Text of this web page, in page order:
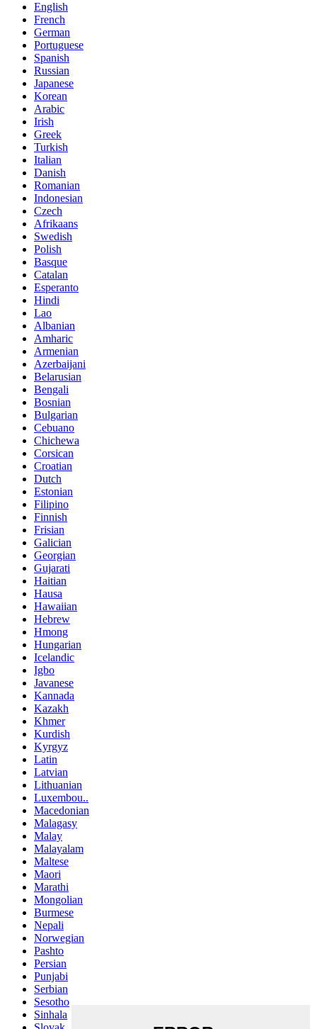
English
French
German
Portuguese
Spanish
Russian
Japanese
Korean
Arabic
Irish
Greek
Turkish
Italian
Danish
Romanian
Indonesian
Czech
Afrikaans
Swedish
Polish
Basque
Catalan
Esperanto
Hindi
Lao
Albanian
Amharic
Armenian
Azerbaijani
Belarusian
Bengali
Bosnian
Bulgarian
Cebuano
Chichewa
Corsican
Croatian
Dutch
Estonian
Filipino
Finnish
Frisian
Galician
Georgian
Gujarati
Haitian
Hausa
Hawaiian
Hebrew
Hmong
Hungarian
Icelandic
Igbo
Javanese
Kannada
Kazakh
Khmer
Kurdish
Kyrgyz
Latin
Latvian
Lithuanian
Luxembou..
Macedonian
Malagasy
Malay
Malayalam
Maltese
Maori
Marathi
Mongolian
Burmese
Nepali
Norwegian
Pashto
Persian
Punjabi
Serbian
Sesotho
Sinhala